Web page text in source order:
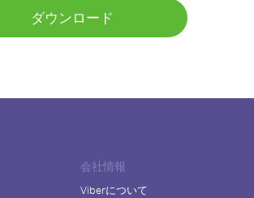
ダウンロード
会社情報
Viberについて